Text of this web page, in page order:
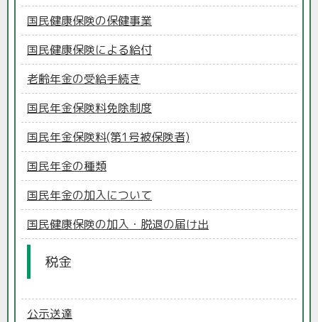
国民健康保険の保健事業
国民健康保険による給付
老齢年金の受給手続き
国民年金保険料免除制度
国民年金保険料(第1号被保険者)
国民年金の種類
国民年金の加入について
国民健康保険の加入・脱退の届け出
税金
公示送達